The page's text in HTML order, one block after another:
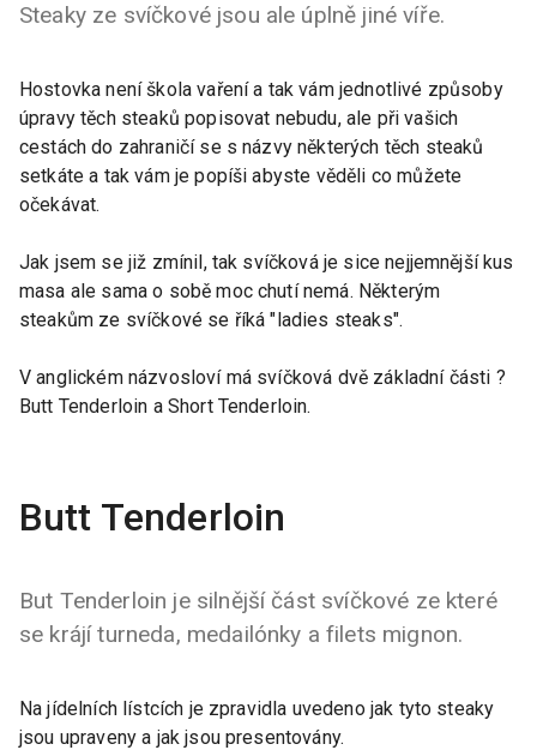
Steaky ze svíčkové jsou ale úplně jiné víře.
Hostovka není škola vaření a tak vám jednotlivé způsoby
úpravy těch steaků popisovat nebudu, ale při vašich
cestách do zahraničí se s názvy některých těch steaků
setkáte a tak vám je popíši abyste věděli co můžete
očekávat.
Jak jsem se již zmínil, tak svíčková je sice nejjemnější kus
masa ale sama o sobě moc chutí nemá. Některým
steakům ze svíčkové se říká "ladies steaks".
V anglickém názvosloví má svíčková dvě základní části ?
Butt Tenderloin a Short Tenderloin.
Butt Tenderloin
But Tenderloin je silnější část svíčkové ze které
se krájí turneda, medailónky a filets mignon.
Na jídelních lístcích je zpravidla uvedeno jak tyto steaky
jsou upraveny a jak jsou presentovány.